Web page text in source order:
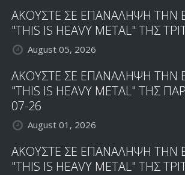
ΑΚΟΥΣΤΕ ΣΕ ΕΠΑΝΑΛΗΨΗ
"THIS IS HEAVY METAL" ΤΗΣ
August 05, 2026
ΑΚΟΥΣΤΕ ΣΕ ΕΠΑΝΑΛΗΨΗ
"THIS IS HEAVY METAL" ΤΗΣ
07-26
August 01, 2026
ΑΚΟΥΣΤΕ ΣΕ ΕΠΑΝΑΛΗΨΗ
"THIS IS HEAVY METAL" ΤΗΣ